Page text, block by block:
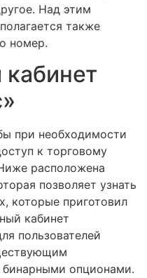
Над этим
также
номер.
при необходимости
к торговому
расположена
позволяет узнать
которые приготовил
кабинет
пользователей
бинарными опционами.